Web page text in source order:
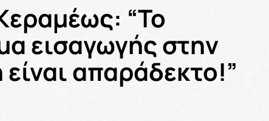
“Το
εισαγωγής στην
απαράδεκτο!”